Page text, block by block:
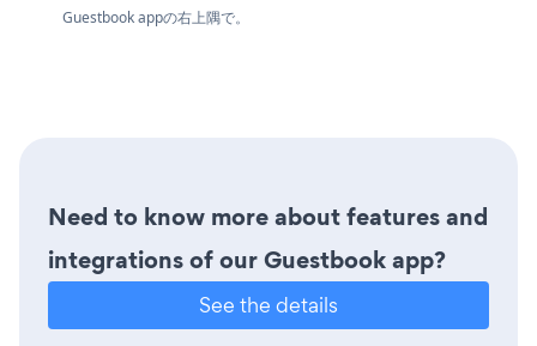
Guestbook appの右上隅で。
Need to know more about features and
integrations of our Guestbook app?
See the details